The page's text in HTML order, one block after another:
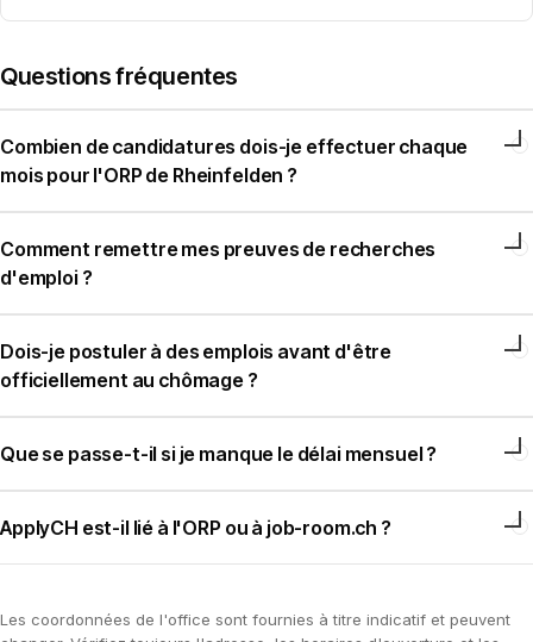
Questions fréquentes
Combien de candidatures dois-je effectuer chaque
mois pour l'ORP de Rheinfelden ?
Comment remettre mes preuves de recherches
d'emploi ?
Dois-je postuler à des emplois avant d'être
officiellement au chômage ?
Que se passe-t-il si je manque le délai mensuel ?
ApplyCH est-il lié à l'ORP ou à job-room.ch ?
Les coordonnées de l'office sont fournies à titre indicatif et peuvent